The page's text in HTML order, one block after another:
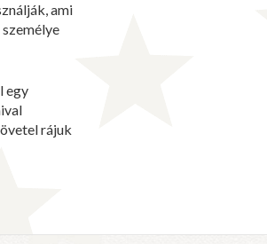
ami
egy
rájuk